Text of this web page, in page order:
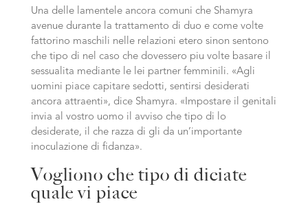
Una delle lamentele ancora comuni che Shamyra
avenue durante la trattamento di duo e come volte
fattorino maschili nelle relazioni etero sinon sentono
che tipo di nel caso che dovessero piu volte basare il
sessualita mediante le lei partner femminili. «Agli
uomini piace capitare sedotti, sentirsi desiderati
ancora attraenti», dice Shamyra. «Impostare il genitali
invia al vostro uomo il avviso che tipo di lo
desiderate, il che razza di gli da un’importante
inoculazione di fidanza».
Vogliono che tipo di diciate
quale vi piace